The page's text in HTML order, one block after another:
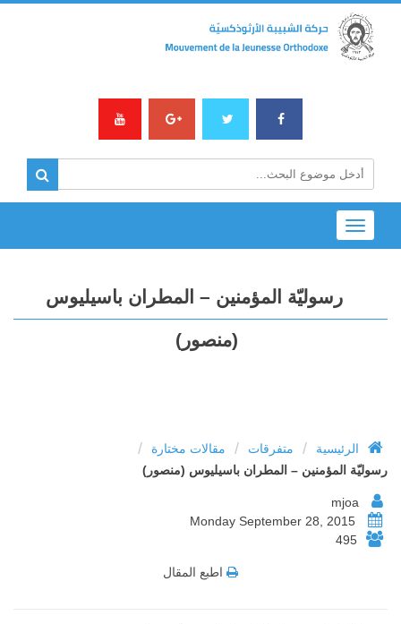
Toggle
navigation
رسوليّة المؤمنين – المطران باسيليوس
(منصور)
الرئيسية / متفرقات / مقالات مختارة /
رسوليّة المؤمنين – المطران باسيليوس (منصور)
495
اطبع المقال